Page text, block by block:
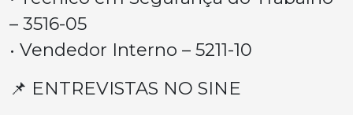
– 3516-05
• Vendedor Interno – 5211-10
📌 ENTREVISTAS NO SINE